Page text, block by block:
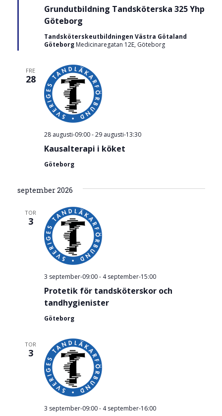
Grundutbildning Tandsköterska 325 Yhp
Göteborg
v
a
l
t
Tandsköterskeutbildningen Västra Götaland
Göteborg Medicinaregatan 12E, Göteborg
FRE
28
Kausalterapi i köket
28 augusti-09:00-29 augusti-13:30
Göteborg
september 2026
TOR
3
Protetik för tandsköterskor och
tandhygienister
3 september-09:00- 4 september-15:00
Göteborg
TOR
3
3 september-09:00- 4 september-16:00